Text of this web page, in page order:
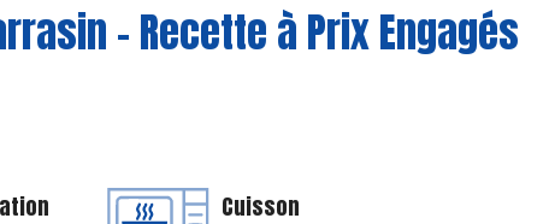
- Recette à Prix Engagés
Cuisson